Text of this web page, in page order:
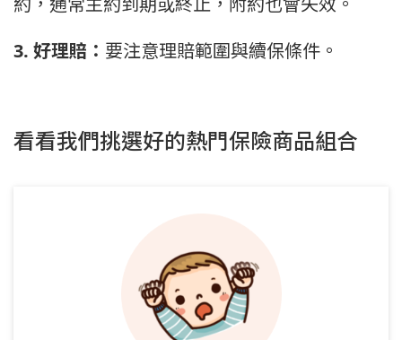
3. 好理賠： 要注意理賠範圍與續保條件。
看看我們挑選好的熱門保險商品組合